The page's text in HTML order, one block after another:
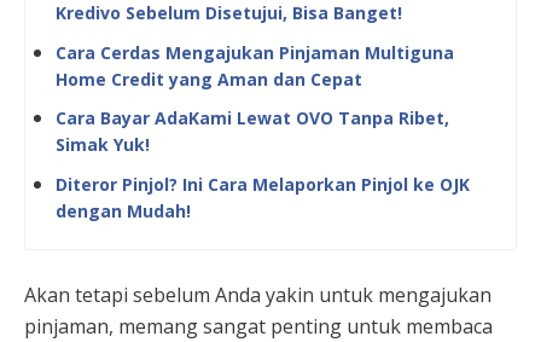
Kredivo Sebelum Disetujui, Bisa Banget!
Cara Cerdas Mengajukan Pinjaman Multiguna
Home Credit yang Aman dan Cepat
Cara Bayar AdaKami Lewat OVO Tanpa Ribet,
Simak Yuk!
Diteror Pinjol? Ini Cara Melaporkan Pinjol ke OJK
dengan Mudah!
Akan tetapi sebelum Anda yakin untuk mengajukan
pinjaman, memang sangat penting untuk membaca